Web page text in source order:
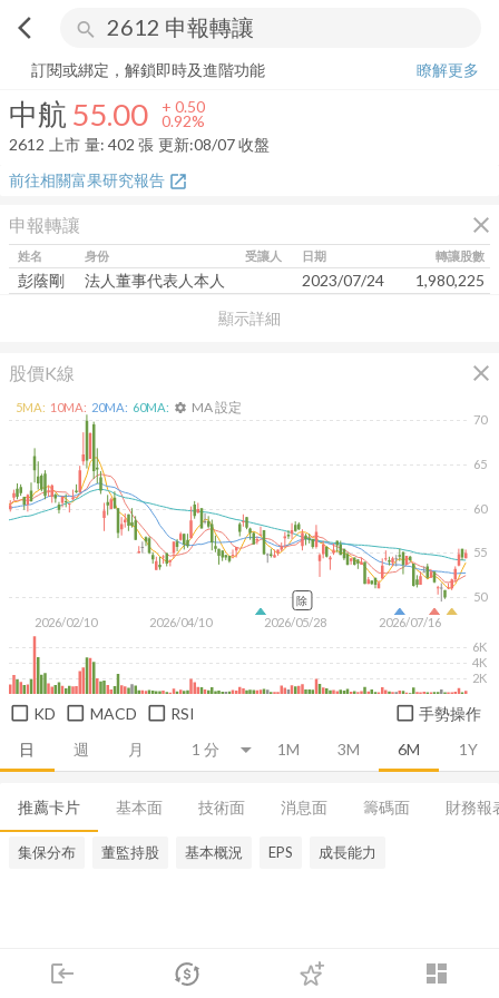
arrow_back_ios search
login dashboard
市場 登入
中航 55.00+ 0.92%
訂閱或綁定，解鎖即時及進階功能
瞭解更多
中航 55.00 + 0.50
0.92%
2612
上市 量: 402 張 更新:08/07 收盤
前往相關富果研究報告 open_in_new
申報轉讓 close
顯示詳細
姓名 身份 受讓人 日期 轉讓股數
彭蔭剛 法人董事代表人本人 2023/07/24 1,980,225
股價K線 close
日 週 月 1M 3M 6M 1Y
2026/02/10 2026/04/10 2026/05/28 2026/07/16
50
55
60
65
70
2K
4K
6K
5MA: 10MA: 20MA: 60MA: settings MA 設定
除
KD MACD RSI 手勢操作
推薦卡片 基本面 技術面 消息面 籌碼面 財務報
集保分布 董監持股 基本概況 EPS 成長能力